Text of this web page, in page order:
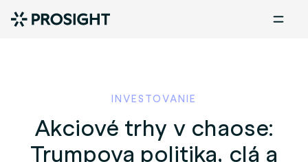
INVESTOVANIE
Akciové trhy v chaose:
Trumpova politika, clá a